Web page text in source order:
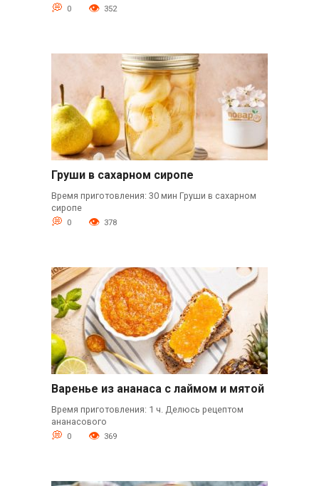
0 352
Груши в сахарном сиропе
Время приготовления: 30 мин Груши в сахарном
сиропе
0 378
Варенье из ананаса с лаймом и мятой
Время приготовления: 1 ч. Делюсь рецептом
ананасового
0 369